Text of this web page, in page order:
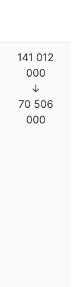
141 012
000
↓
70 506
000